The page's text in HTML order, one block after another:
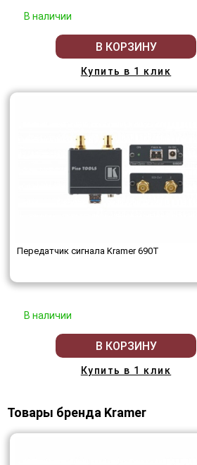
В наличии
В КОРЗИНУ
Купить в 1 клик
Передатчик сигнала Kramer 690T
В наличии
В КОРЗИНУ
Купить в 1 клик
Товары бренда Kramer